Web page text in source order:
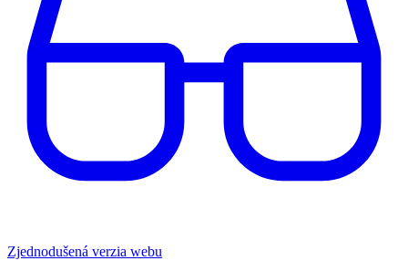
Zjednodušená verzia webu